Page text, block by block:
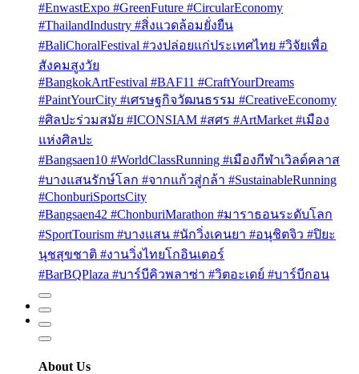
#EnwastExpo #GreenFuture #CircularEconomy
#ThailandIndustry #สิ่งแวดล้อมยั่งยืน
#BaliChoralFestival #วงปล่อยแก่ประเทศไทย #วิจัยเพื่อ
สังคมสูงวัย
#BangkokArtFestival #BAF11 #CraftYourDreams
#PaintYourCity #เศรษฐกิจวัฒนธรรม #CreativeEconomy
#ศิลปะร่วมสมัย #ICONSIAM #สศร #ArtMarket #เมือง
แห่งศิลปะ
#Bangsaen10 #WorldClassRunning #เมืองกีฬาเวิลด์คลาส
#บางแสนรักษ์โลก #จากแก้วสู่กล้า #SustainableRunning
#ChonburiSportsCity
#Bangsaen42 #ChonburiMarathon #มาราธอนระดับโลก
#SportTourism #บางแสน #นักวิ่งเคนยา #อนุชิตจิว #ปิยะ
นุชสุขชาติ #งานวิ่งไทยโกอินเตอร์
#BarBQPlaza #บาร์บีคิวพลาซ่า #วิตอะเดย์ #บาร์บีกอน
About Us